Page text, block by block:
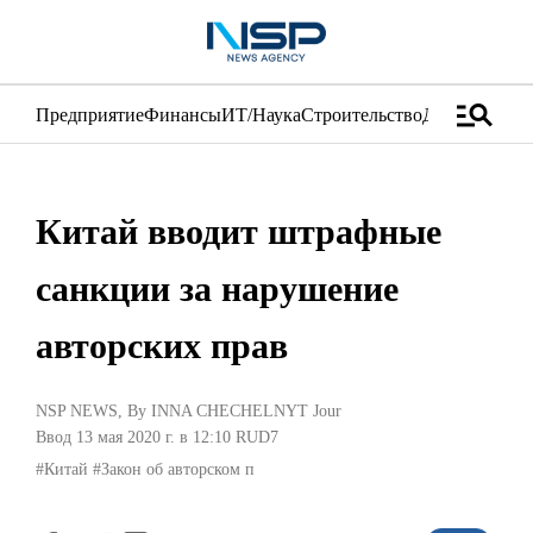
ПредприятиеФинансыИТ/НаукаСтроительствоДистрибуция
manage_search
Китай вводит штрафные
санкции за нарушение
авторских прав
NSP NEWS, By INNA CHECHELNYT Jour
Ввод 13 мая 2020 г. в 12:10 RUD7
#Китай #Закон об авторском п